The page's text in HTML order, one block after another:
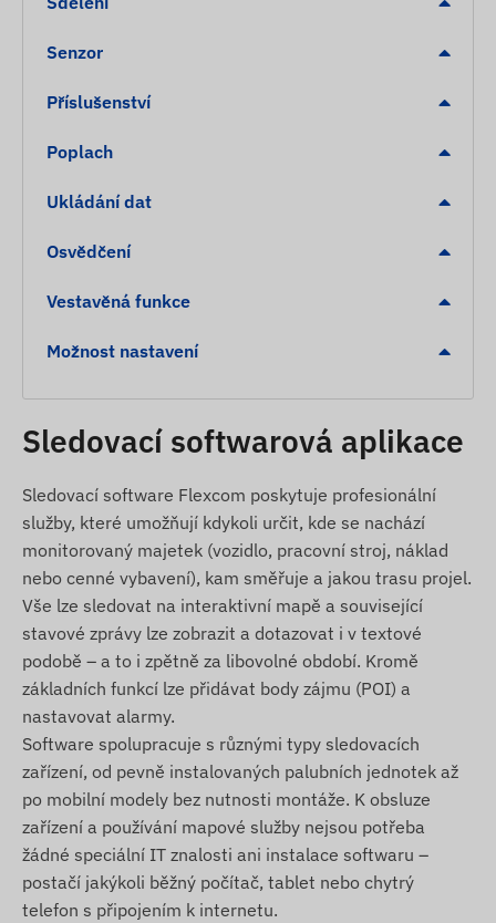
Senzor
Příslušenství
Poplach
Ukládání dat
Osvědčení
Vestavěná funkce
Možnost nastavení
Sledovací softwarová aplikace
Sledovací software Flexcom poskytuje profesionální
služby, které umožňují kdykoli určit, kde se nachází
monitorovaný majetek (vozidlo, pracovní stroj, náklad
nebo cenné vybavení), kam směřuje a jakou trasu projel.
Vše lze sledovat na interaktivní mapě a související
stavové zprávy lze zobrazit a dotazovat i v textové
podobě – a to i zpětně za libovolné období. Kromě
základních funkcí lze přidávat body zájmu (POI) a
nastavovat alarmy.
Software spolupracuje s různými typy sledovacích
zařízení, od pevně instalovaných palubních jednotek až
po mobilní modely bez nutnosti montáže. K obsluze
zařízení a používání mapové služby nejsou potřeba
žádné speciální IT znalosti ani instalace softwaru –
postačí jakýkoli běžný počítač, tablet nebo chytrý
telefon s připojením k internetu.